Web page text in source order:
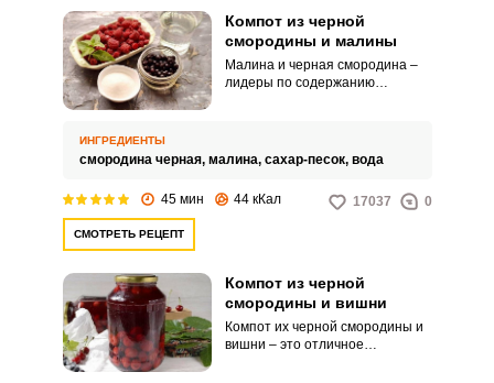
Компот из черной
смородины и малины
Малина и черная смородина –
лидеры по содержанию
жидкости свою кислинку и легкую
терпкость, а малина дарит
аромат.
ИНГРЕДИЕНТЫ
смородина черная, малина, сахар-песок, вода
45 мин 44 кКал 17037 0
СМОТРЕТЬ РЕЦЕПТ
Компот из черной
смородины и вишни
Компот их черной смородины и
вишни – это отличное